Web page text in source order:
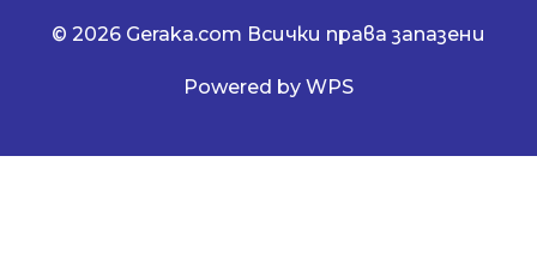
© 2026 Geraka.com Всички права запазени
Powered by WPS